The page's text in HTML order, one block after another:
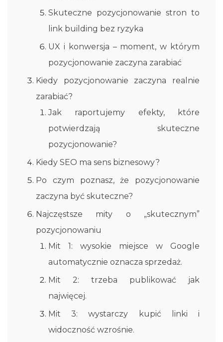
Skuteczne pozycjonowanie stron to
link building bez ryzyka
UX i konwersja – moment, w którym
pozycjonowanie zaczyna zarabiać
Kiedy pozycjonowanie zaczyna realnie
zarabiać?
Jak raportujemy efekty, które
potwierdzają skuteczne
pozycjonowanie?
Kiedy SEO ma sens biznesowy?
Po czym poznasz, że pozycjonowanie
zaczyna być skuteczne?
Najczęstsze mity o „skutecznym”
pozycjonowaniu
Mit 1: wysokie miejsce w Google
automatycznie oznacza sprzedaż.
Mit 2: trzeba publikować jak
najwięcej.
Mit 3: wystarczy kupić linki i
widoczność wzrośnie.